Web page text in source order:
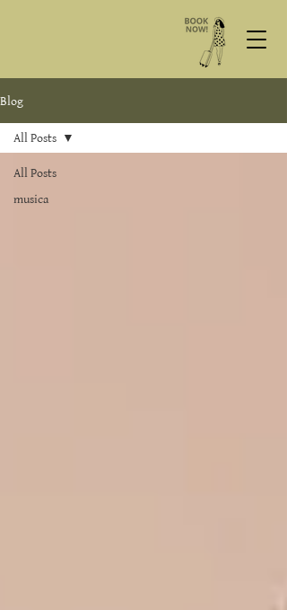
Blog
All Posts
musica
All Posts